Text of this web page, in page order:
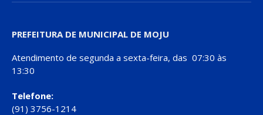
PREFEITURA DE MUNICIPAL DE MOJU
Atendimento de segunda a sexta-feira, das 07:30 às
13:30
Telefone:
(91) 3756-1214